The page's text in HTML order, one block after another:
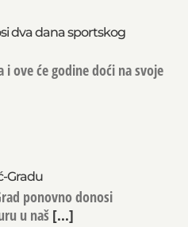
će godine doći na svoje
Gradu